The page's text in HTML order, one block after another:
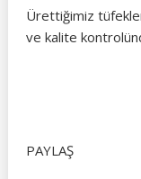
Ürettiğimiz
ve kalite
PAYLAŞ